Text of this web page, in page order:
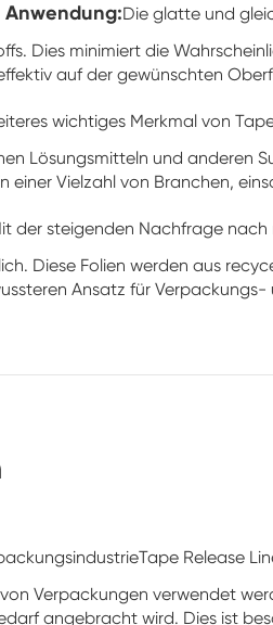
Die glatte und
Dies minimiert die
auf der gewünschten
wichtiges Merkmal von
Lösungsmitteln und anderen
einer Vielzahl von Branchen,
der steigenden Nachfrage nach
Diese Folien werden aus
Ansatz für
Tape Release
Verpackungen verwendet
angebracht wird. Dies ist